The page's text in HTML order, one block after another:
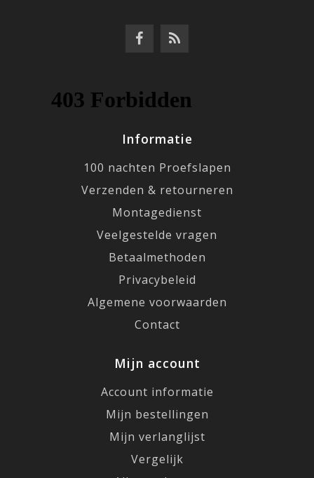
Informatie
100 nachten Proefslapen
Verzenden & retourneren
Montagedienst
Veelgestelde vragen
Betaalmethoden
Privacybeleid
Algemene voorwaarden
Contact
Mijn account
Account informatie
Mijn bestellingen
Mijn verlanglijst
Vergelijk